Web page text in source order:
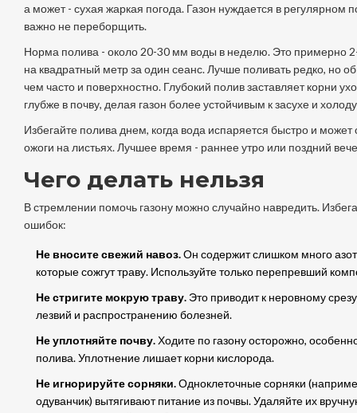
а может - сухая жаркая погода. Газон нуждается в регулярном
важно не переборщить.
Норма полива - около 20-30 мм воды в неделю. Это примерно
на квадратный метр за один сеанс. Лучше поливать редко, но
чем часто и поверхностно. Глубокий полив заставляет корни
глубже в почву, делая газон более устойчивым к засухе и
Избегайте полива днем, когда вода испаряется быстро и может
ожоги на листьях. Лучшее время - раннее утро или поздний
Чего делать нельзя
В стремлении помочь газону можно случайно навредить.
ошибок:
Не вносите свежий навоз.Он содержит слишком много
которые сожгут траву. Используйте только перепревший
Не стригите мокрую траву.Это приводит к неровному
лезвий и распространению болезней.
Не уплотняйте почву.Ходите по газону осторожно,
полива. Уплотнение лишает корни кислорода.
Не игнорируйте сорняки.Одноклеточные сорняки
одуванчик) вытягивают питание из почвы. Удаляйте их